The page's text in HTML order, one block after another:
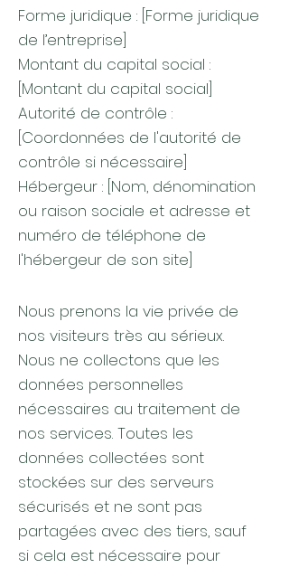
Forme juridique : [Forme juridique
de l’entreprise]
Montant du capital social :
[Montant du capital social]
Autorité de contrôle :
[Coordonnées de l'autorité de
contrôle si nécessaire]
Hébergeur : [Nom, dénomination
ou raison sociale et adresse et
numéro de téléphone de
l'hébergeur de son site]
Nous prenons la vie privée de
nos visiteurs très au sérieux.
Nous ne collectons que les
données personnelles
nécessaires au traitement de
nos services. Toutes les
données collectées sont
stockées sur des serveurs
sécurisés et ne sont pas
partagées avec des tiers, sauf
si cela est nécessaire pour